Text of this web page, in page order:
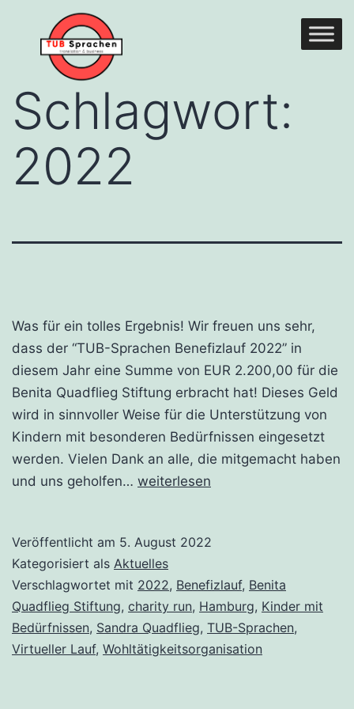
springen
Schlagwort:
2022
Was für ein tolles Ergebnis! Wir freuen uns sehr,
dass der “TUB-Sprachen Benefizlauf 2022” in
diesem Jahr eine Summe von EUR 2.200,00 für die
Benita Quadflieg Stiftung erbracht hat! Dieses Geld
wird in sinnvoller Weise für die Unterstützung von
Kindern mit besonderen Bedürfnissen eingesetzt
werden. Vielen Dank an alle, die mitgemacht haben
und uns geholfen… Vielen
alle,
die
mitgemacht
haben!
weiterlesen
Veröffentlicht am 5. August 2022
Kategorisiert als Aktuelles
Verschlagwortet mit 2022, Benefizlauf, Benita
Quadflieg Stiftung, charity run, Hamburg, Kinder mit
Bedürfnissen, Sandra Quadflieg, TUB-Sprachen,
Virtueller Lauf, Wohltätigkeitsorganisation